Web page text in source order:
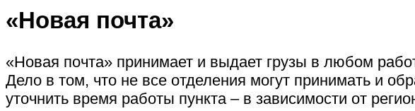
«Новая почта»
«Новая почта» принимает и выдает грузы в любом
Дело в том, что не все отделения могут принимать и
уточнить время работы пункта – в зависимости от